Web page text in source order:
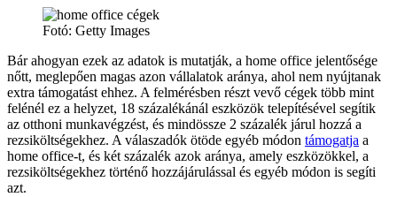
Fotó: Getty Images
Bár ahogyan ezek az adatok is mutatják, a home office jelentősége
nőtt, meglepően magas azon vállalatok aránya, ahol nem nyújtanak
extra támogatást ehhez. A felmérésben részt vevő cégek több mint
felénél ez a helyzet, 18 százalékánál eszközök telepítésével segítik
az otthoni munkavégzést, és mindössze 2 százalék járul hozzá a
rezsiköltségekhez. A válaszadók ötöde egyéb módon támogatja a
home office-t, és két százalék azok aránya, amely eszközökkel, a
rezsiköltségekhez történő hozzájárulással és egyéb módon is segíti
azt.